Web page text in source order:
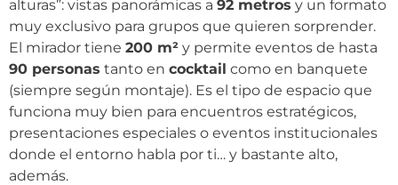
alturas”: vistas panorámicas a 92 metros y un formato
muy exclusivo para grupos que quieren sorprender.
El mirador tiene 200 m² y permite eventos de hasta
90 personas tanto en cocktail como en banquete
(siempre según montaje). Es el tipo de espacio que
funciona muy bien para encuentros estratégicos,
presentaciones especiales o eventos institucionales
donde el entorno habla por ti… y bastante alto,
además.